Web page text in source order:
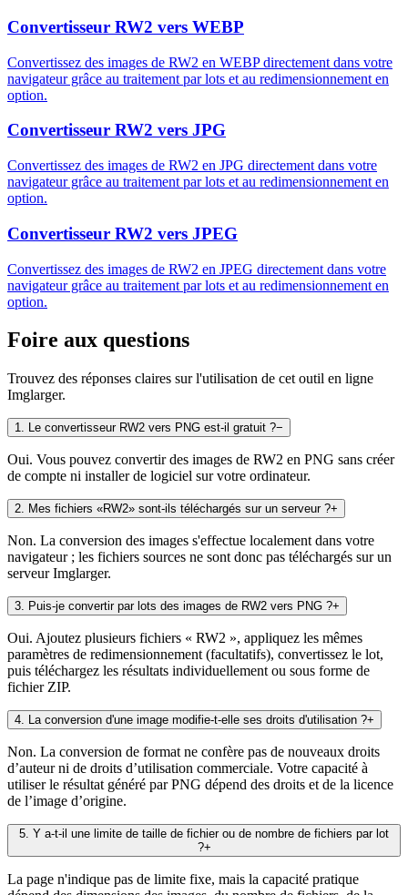
Convertisseur RW2 vers WEBP
Convertissez des images de RW2 en WEBP directement dans votre
navigateur grâce au traitement par lots et au redimensionnement en
option.
Convertisseur RW2 vers JPG
Convertissez des images de RW2 en JPG directement dans votre
navigateur grâce au traitement par lots et au redimensionnement en
option.
Convertisseur RW2 vers JPEG
Convertissez des images de RW2 en JPEG directement dans votre
navigateur grâce au traitement par lots et au redimensionnement en
option.
Foire aux questions
Trouvez des réponses claires sur l'utilisation de cet outil en ligne
Imglarger.
1. Le convertisseur RW2 vers PNG est-il gratuit ?−
Oui. Vous pouvez convertir des images de RW2 en PNG sans créer
de compte ni installer de logiciel sur votre ordinateur.
2. Mes fichiers «RW2» sont-ils téléchargés sur un serveur ?+
Non. La conversion des images s'effectue localement dans votre
navigateur ; les fichiers sources ne sont donc pas téléchargés sur un
serveur Imglarger.
3. Puis-je convertir par lots des images de RW2 vers PNG ?+
Oui. Ajoutez plusieurs fichiers « RW2 », appliquez les mêmes
paramètres de redimensionnement (facultatifs), convertissez le lot,
puis téléchargez les résultats individuellement ou sous forme de
fichier ZIP.
4. La conversion d'une image modifie-t-elle ses droits d'utilisation ?+
Non. La conversion de format ne confère pas de nouveaux droits
d’auteur ni de droits d’utilisation commerciale. Votre capacité à
utiliser le résultat généré par PNG dépend des droits et de la licence
de l’image d’origine.
5. Y a-t-il une limite de taille de fichier ou de nombre de fichiers par lot
?+
La page n'indique pas de limite fixe, mais la capacité pratique